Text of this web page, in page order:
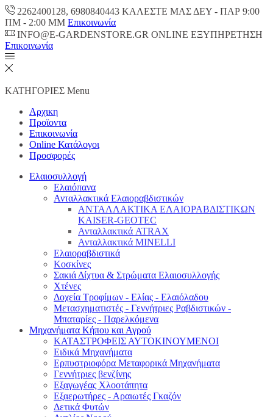
2262400128, 6980840443 ΚΑΛΕΣΤΕ ΜΑΣ ΔΕΥ - ΠΑΡ 9:00
ΠM - 2:00 ΜΜ Επικοινωνία
INFO@E-GARDENSTORE.GR ONLINE ΕΞΥΠΗΡΕΤΗΣH
Επικοινωνία
ΚΑΤΗΓΟΡΙΕΣ Menu
Αρχικη
Προϊοντα
Επικοινωνία
Online Κατάλογοι
Προσφορές
Ελαιοσυλλογή
Ελαιόπανα
Ανταλλακτικά Ελαιοραβδιστικών
ΑΝΤΑΛΛΑΚΤΙΚΑ ΕΛΑΙΟΡΑΒΔΙΣΤΙΚΩΝ
KAISER-GEOTEC
Ανταλλακτικά ATRAX
Ανταλλακτικά MINELLI
Ελαιοραβδιστικά
Κοσκίνες
Σακιά Δίχτυα & Στρώματα Ελαιοσυλλογής
Χτένες
Δοχεία Τροφίμων - Ελίας - Ελαιόλαδου
Μετασχηματιστές - Γεννήτριες Ραβδιστικών -
Μπαταρίες - Παρελκόμενα
Μηχανήματα Κήπου και Αγρού
ΚΑΤΑΣΤΡΟΦΕΙΣ ΑΥΤΟΚΙΝΟΥΜΕΝΟΙ
Ειδικά Μηχανήματα
Eρπυστριοφόρα Μεταφορικά Μηχανήματα
Γεννήτριες βενζίνης
Εξαγωγέας Χλοοτάπητα
Εξαερωτήρες - Αραιωτές Γκαζόν
Δετικά Φυτών